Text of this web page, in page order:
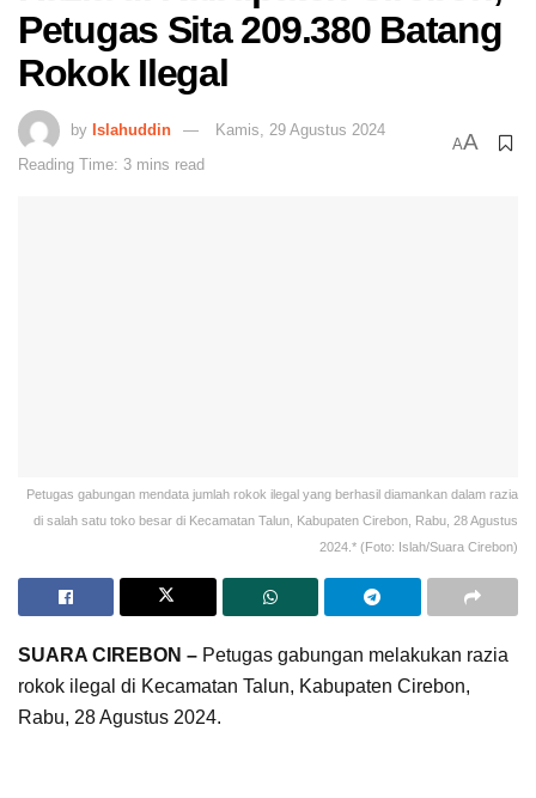
Petugas Sita 209.380 Batang
Rokok Ilegal
by Islahuddin
Kamis, 29 Agustus 2024
Reading Time: 3 mins read
AA
Petugas gabungan mendata jumlah rokok ilegal yang berhasil diamankan dalam razia
di salah satu toko besar di Kecamatan Talun, Kabupaten Cirebon, Rabu, 28 Agustus
2024.* (Foto: Islah/Suara Cirebon)
SUARA CIREBON – Petugas gabungan melakukan razia
rokok ilegal di Kecamatan Talun, Kabupaten Cirebon,
Rabu, 28 Agustus 2024.